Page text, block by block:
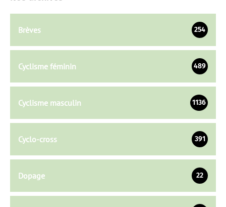
Brèves 254
Cyclisme féminin 489
Cyclisme masculin 1136
Cyclo-cross 391
Dopage 22